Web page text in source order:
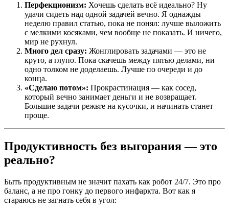
Перфекционизм: Хочешь сделать всё идеально? Ну
удачи сидеть над одной задачей вечно. Я однажды
неделю правил статью, пока не понял: лучше выложить
с мелкими косяками, чем вообще не показать. И ничего,
мир не рухнул.
Много дел сразу: Жонглировать задачами — это не
круто, а глупо. Пока скачешь между пятью делами, ни
одно толком не доделаешь. Лучше по очереди и до
конца.
«Сделаю потом»: Прокрастинация — как сосед,
который вечно занимает деньги и не возвращает.
Большие задачи режьте на кусочки, и начинать станет
проще.
Продуктивность без выгорания — это
реально?
Быть продуктивным не значит пахать как робот 24/7. Это про
баланс, а не про гонку до первого инфаркта. Вот как я
стараюсь не загнать себя в угол: